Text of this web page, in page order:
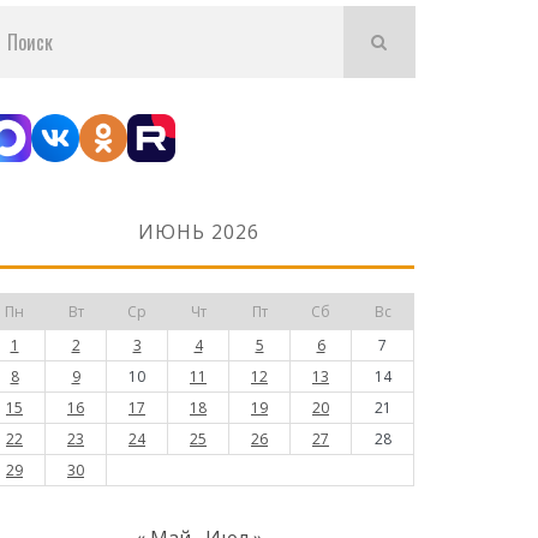
ИЮНЬ 2026
Пн Вт Ср Чт Пт Сб
Вс
1
2 3 4 5 6
7
8
9 10 11 12 13
14
15
16 17 18 19 20
21
22
23 24 25 26 27
28
29
30